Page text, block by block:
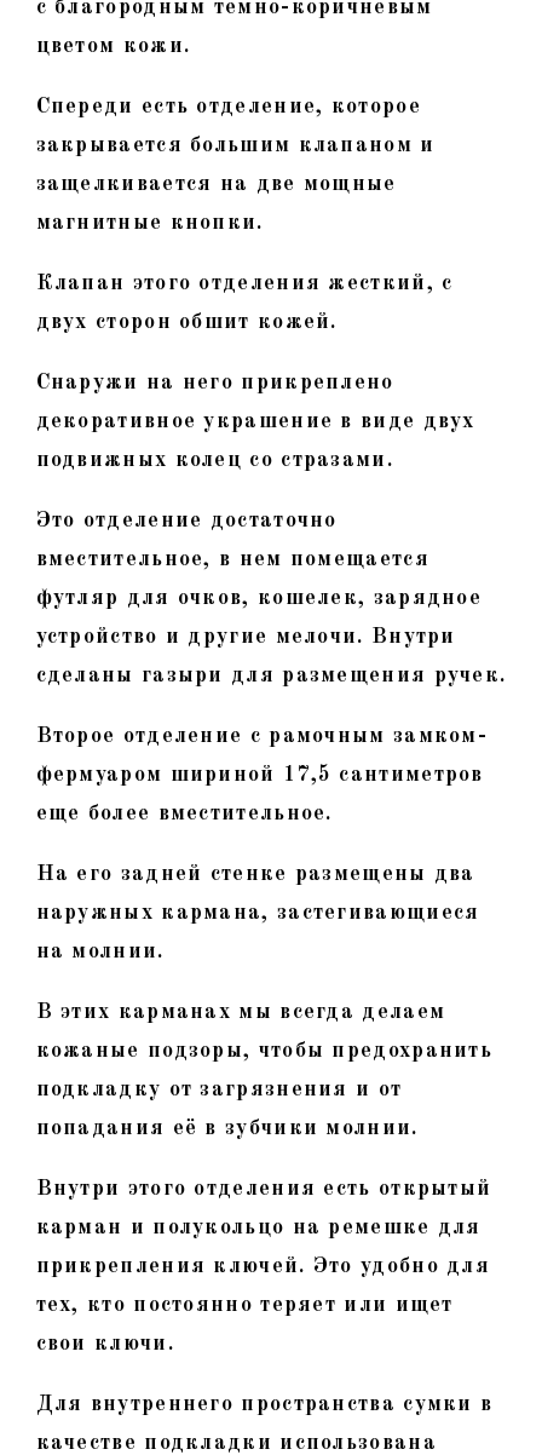
с благородным темно-коричневым
цветом кожи.
Спереди есть отделение, которое
закрывается большим клапаном и
защелкивается на две мощные
магнитные кнопки.
Клапан этого отделения жесткий, с
двух сторон обшит кожей.
Снаружи на него прикреплено
декоративное украшение в виде двух
подвижных колец со стразами.
Это отделение достаточно
вместительное, в нем помещается
футляр для очков, кошелек, зарядное
устройство и другие мелочи. Внутри
сделаны газыри для размещения ручек.
Второе отделение с рамочным замком-
фермуаром шириной 17,5 сантиметров
еще более вместительное.
На его задней стенке размещены два
наружных кармана, застегивающиеся
на молнии.
В этих карманах мы всегда делаем
кожаные подзоры, чтобы предохранить
подкладку от загрязнения и от
попадания её в зубчики молнии.
Внутри этого отделения есть открытый
карман и полукольцо на ремешке для
прикрепления ключей. Это удобно для
тех, кто постоянно теряет или ищет
свои ключи.
Для внутреннего пространства сумки в
качестве подкладки использована